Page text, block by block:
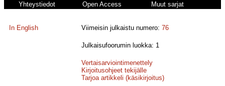
Yhteystiedot
Open Access Muut sarjat
In English Viimeisin julkaistu numero:76
Julkaisufoorumin luokka: 1
Vertaisarviointimenettely
Kirjoitusohjeet tekijälle
Tarjoa artikkeli (käsikirjoitus)